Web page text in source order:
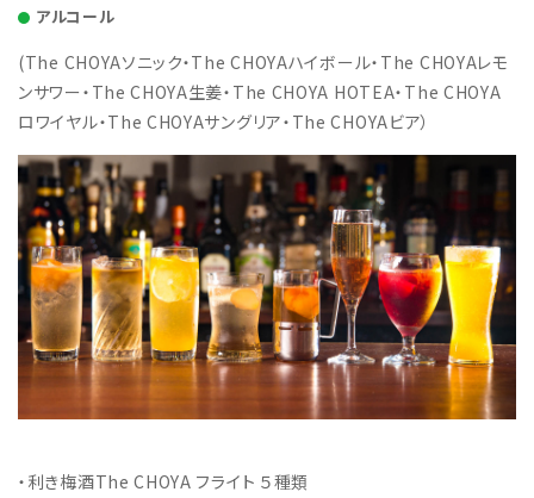
アルコール
(The CHOYAソニック・The CHOYAハイボール・The CHOYAレモ
ンサワー・The CHOYA生姜・The CHOYA HOTEA・The CHOYA
ロワイヤル・The CHOYAサングリア・The CHOYAビア）
・利き梅酒The CHOYA フライト ５種類